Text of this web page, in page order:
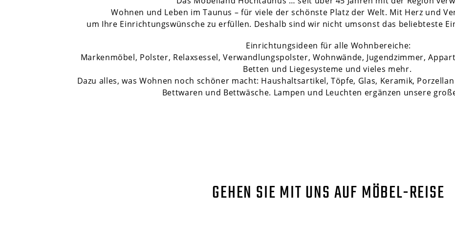
Wohnen und Leben im Taunus – für viele der schönste Platz der Welt. Mit Herz und
um Ihre Einrichtungswünsche zu erfüllen. Deshalb sind wir nicht umsonst das beliebteste
Einrichtungsideen für alle Wohnbereiche:
Markenmöbel, Polster, Relaxsessel, Verwandlungspolster, Wohnwände, Jugendzimmer,
Betten und Liegesysteme und vieles mehr.
Dazu alles, was Wohnen noch schöner macht: Haushaltsartikel, Töpfe, Glas, Keramik,
Bettwaren und Bettwäsche. Lampen und Leuchten ergänzen unsere
GEHEN SIE MIT UNS AUF MÖBEL-REISE